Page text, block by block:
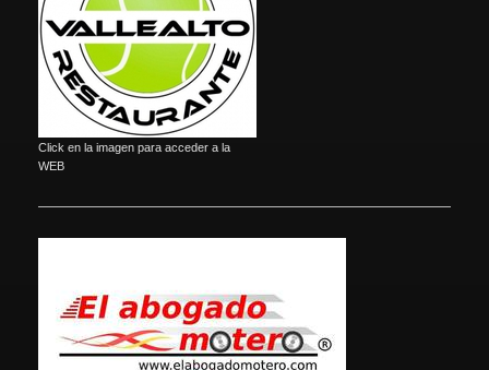
Click en la imagen para acceder a la
WEB